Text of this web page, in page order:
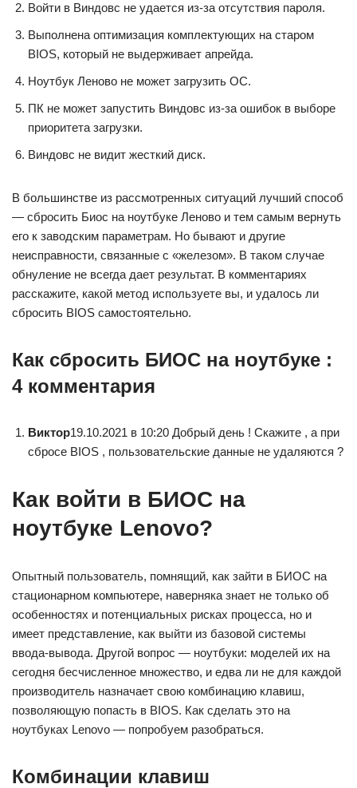
Войти в Виндовс не удается из-за отсутствия пароля.
Выполнена оптимизация комплектующих на старом
BIOS, который не выдерживает апрейда.
Ноутбук Леново не может загрузить ОС.
ПК не может запустить Виндовс из-за ошибок в выборе
приоритета загрузки.
Виндовс не видит жесткий диск.
В большинстве из рассмотренных ситуаций лучший способ
— сбросить Биос на ноутбуке Леново и тем самым вернуть
его к заводским параметрам. Но бывают и другие
неисправности, связанные с «железом». В таком случае
обнуление не всегда дает результат. В комментариях
расскажите, какой метод используете вы, и удалось ли
сбросить BIOS самостоятельно.
Как сбросить БИОС на ноутбуке :
4 комментария
Виктор19.10.2021 в 10:20 Добрый день ! Скажите , а при
сбросе BIOS , пользовательские данные не удаляются ?
Как войти в БИОС на
ноутбуке Lenovo?
Опытный пользователь, помнящий, как зайти в БИОС на
стационарном компьютере, наверняка знает не только об
особенностях и потенциальных рисках процесса, но и
имеет представление, как выйти из базовой системы
ввода-вывода. Другой вопрос — ноутбуки: моделей их на
сегодня бесчисленное множество, и едва ли не для каждой
производитель назначает свою комбинацию клавиш,
позволяющую попасть в BIOS. Как сделать это на
ноутбуках Lenovo — попробуем разобраться.
Комбинации клавиш